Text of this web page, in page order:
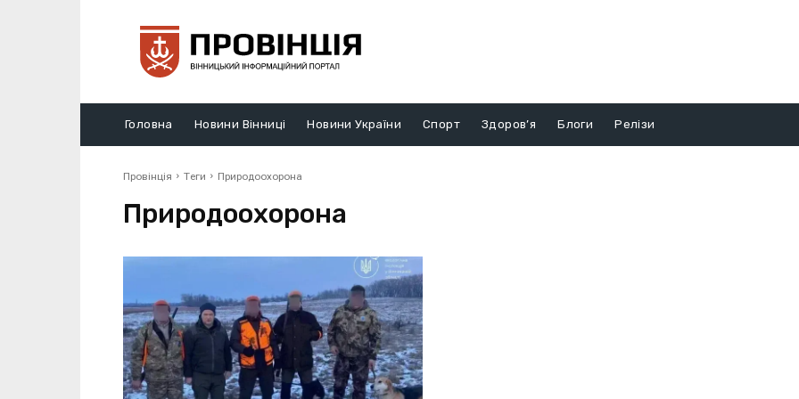
Головна Новини Вінниці Новини України Спорт Здоров’я Блоги Релізи
Провінція Теги Природоохорона
Природоохорона